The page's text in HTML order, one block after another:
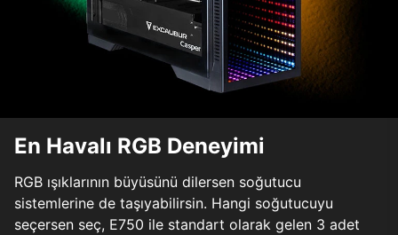
En Havalı RGB Deneyimi
RGB ışıklarının büyüsünü dilersen soğutucu
sistemlerine de taşıyabilirsin. Hangi soğutucuyu
seçersen seç, E750 ile standart olarak gelen 3 adet